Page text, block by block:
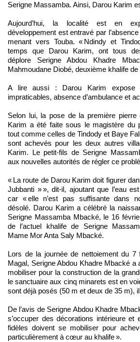
Serigne Massamba. Ainsi, Darou Karim
Aujourd’hui, la localité est en
développement est entravé par
menant vers Touba. « Ndindy et
temps que Darou Karim, ont tous
déplore Serigne Abdou Khadre
Mahmoudane Diobé, deuxième khalife
A lire aussi : Darou Karim expose
impraticables, absence d’ambulance et
Selon lui, la pose de la première
Karim a été faite sous le magistère du
tout comme celles de Tindody et Baye
sont achevés pour les deux autres
Karim. Le petit-fils de Serigne
aux nouvelles autorités de régler ce
« La route de Darou Karim doit figurer
Jubbanti » », dit-il, ajoutant que l’eau
car « elle n’est pas suffisante dans
désolé. Darou Karim a célébré la
Serigne Massamba Mbacké, le 16
de l’actuel khalife de Serigne
Mame Mor Anta Saly Mbacké.
Lors de la journée de nettoiement du 7
Magal, Serigne Abdou Khadre Mbacké a
mobiliser pour la construction de la
le sanctuaire aux cinq minarets est en
sont déjà posés (50 m et deux de 35 m),
De l’avis de Serigne Abdou Khadre
s’occuper des décorations intérieure et
fidèles doivent se mobiliser pour
particulièrement à cœur au khalife ».